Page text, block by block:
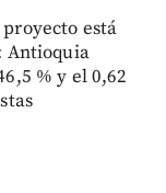
está
Antioquia
% y el 0,62